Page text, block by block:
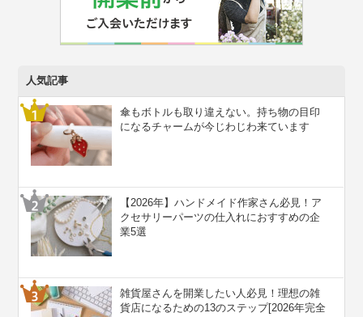
人気記事
傘もボトルも取り違えない。持ち物の目印
になるチャームが今じわじわ来ています
【2026年】ハンドメイド作家さん必見！ア
クセサリーパーツの仕入れにおすすめの企
業5選
雑貨屋さんを開業したい人必見！理想の雑
貨店になるための13のステップ[2026年完全